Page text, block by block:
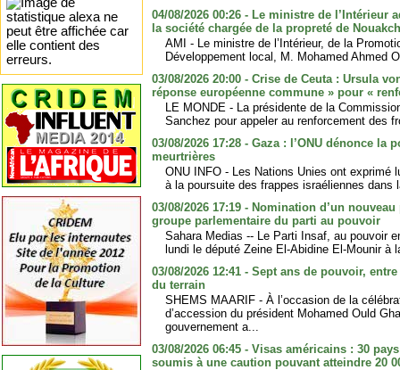
04/08/2026 00:26 - Le ministre de l’Intérieur
la société chargée de la propreté de
AMI - Le ministre de l’Intérieur, de la
Développement local, M. Mohamed Ahmed
03/08/2026 20:00 - Crise de Ceuta : Ursula
réponse européenne commune » pour «
LE MONDE - La présidente de la
Sanchez pour appeler au renforcement des
03/08/2026 17:28 - Gaza : l’ONU dénonce la
meurtrières
ONU INFO - Les Nations Unies ont exprimé
à la poursuite des frappes israéliennes dans
03/08/2026 17:19 - Nomination d’un
groupe parlementaire du parti au pouvoir
Sahara Medias -- Le Parti Insaf, au pouvoir
lundi le député Zeine El-Abidine El-Mounir à
03/08/2026 12:41 - Sept ans de pouvoir,
du terrain
SHEMS MAARIF - À l’occasion de la
d’accession du président Mohamed Ould
gouvernement a...
03/08/2026 06:45 - Visas américains : 30
soumis à une caution pouvant atteindre 20